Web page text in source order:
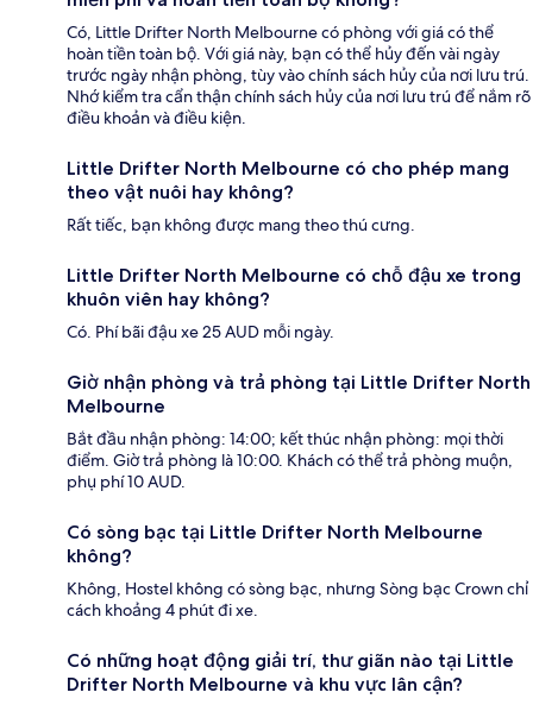
Có, Little Drifter North Melbourne có phòng với giá có thể
hoàn tiền toàn bộ. Với giá này, bạn có thể hủy đến vài ngày
trước ngày nhận phòng, tùy vào chính sách hủy của nơi lưu trú.
Nhớ kiểm tra cẩn thận chính sách hủy của nơi lưu trú để nắm rõ
điều khoản và điều kiện.
Little Drifter North Melbourne có cho phép mang
theo vật nuôi hay không?
Rất tiếc, bạn không được mang theo thú cưng.
Little Drifter North Melbourne có chỗ đậu xe trong
khuôn viên hay không?
Có. Phí bãi đậu xe 25 AUD mỗi ngày.
Giờ nhận phòng và trả phòng tại Little Drifter North
Melbourne
Bắt đầu nhận phòng: 14:00; kết thúc nhận phòng: mọi thời
điểm. Giờ trả phòng là 10:00. Khách có thể trả phòng muộn,
phụ phí 10 AUD.
Có sòng bạc tại Little Drifter North Melbourne
không?
Không, Hostel không có sòng bạc, nhưng Sòng bạc Crown chỉ
cách khoảng 4 phút đi xe.
Có những hoạt động giải trí, thư giãn nào tại Little
Drifter North Melbourne và khu vực lân cận?